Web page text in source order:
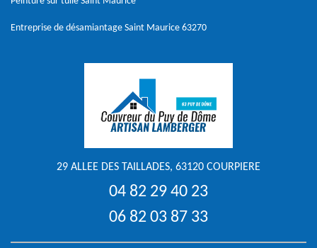
Entreprise de désamiantage Saint Maurice 63270
29 ALLEE DES TAILLADES, 63120 COURPIERE
04 82 29 40 23
06 82 03 87 33